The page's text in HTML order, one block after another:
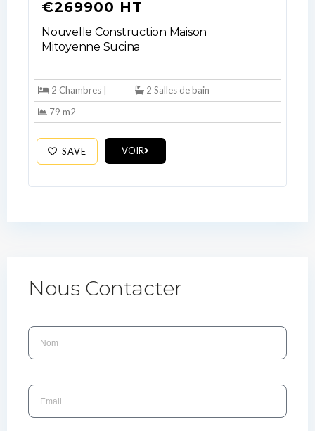
€269900 HT
Nouvelle Construction Maison
Mitoyenne Sucina
2 Chambres |
2 Salles de bain
79 m2
SAVE VOIR
Nous Contacter